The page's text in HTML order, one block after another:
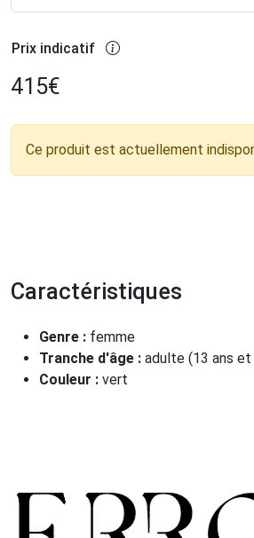
Prix indicatif
415€
Ce produit est actuellement
Caractéristiques
Genre : femme
Tranche d'âge : adulte (13 ans
Couleur : vert